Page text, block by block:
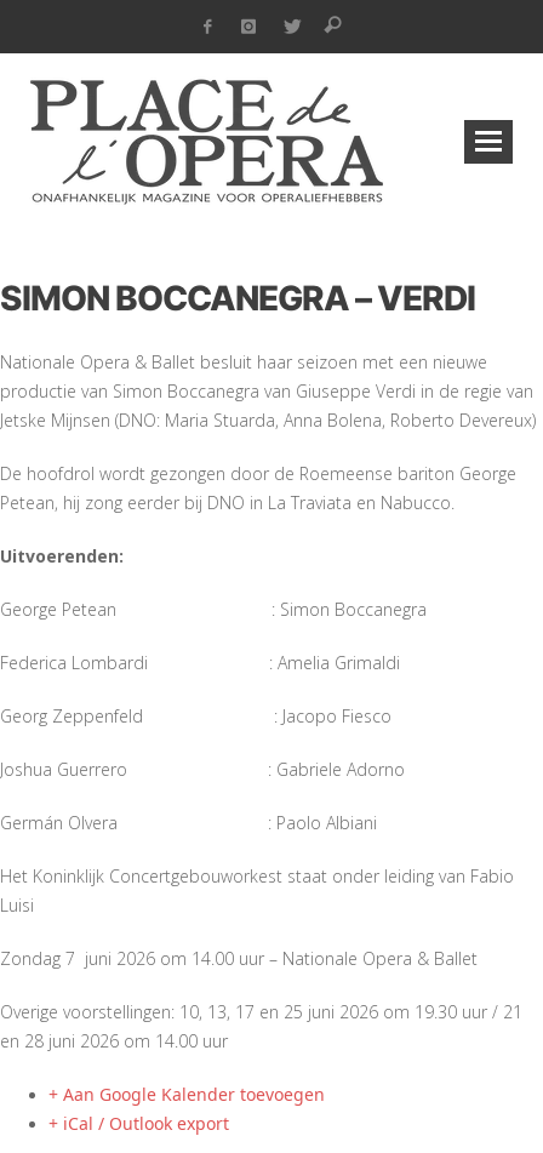
SIMON BOCCANEGRA – VERDI
Nationale Opera & Ballet besluit haar seizoen met een nieuwe
productie van Simon Boccanegra van Giuseppe Verdi in de regie van
Jetske Mijnsen (DNO: Maria Stuarda, Anna Bolena, Roberto Devereux)
De hoofdrol wordt gezongen door de Roemeense bariton George
Petean, hij zong eerder bij DNO in La Traviata en Nabucco.
Uitvoerenden:
George Petean : Simon Boccanegra
Federica Lombardi : Amelia Grimaldi
Georg Zeppenfeld : Jacopo Fiesco
Joshua Guerrero : Gabriele Adorno
Germán Olvera : Paolo Albiani
Het Koninklijk Concertgebouworkest staat onder leiding van Fabio
Luisi
Zondag 7 juni 2026 om 14.00 uur – Nationale Opera & Ballet
Overige voorstellingen: 10, 13, 17 en 25 juni 2026 om 19.30 uur / 21
en 28 juni 2026 om 14.00 uur
+ Aan Google Kalender toevoegen
+ iCal / Outlook export